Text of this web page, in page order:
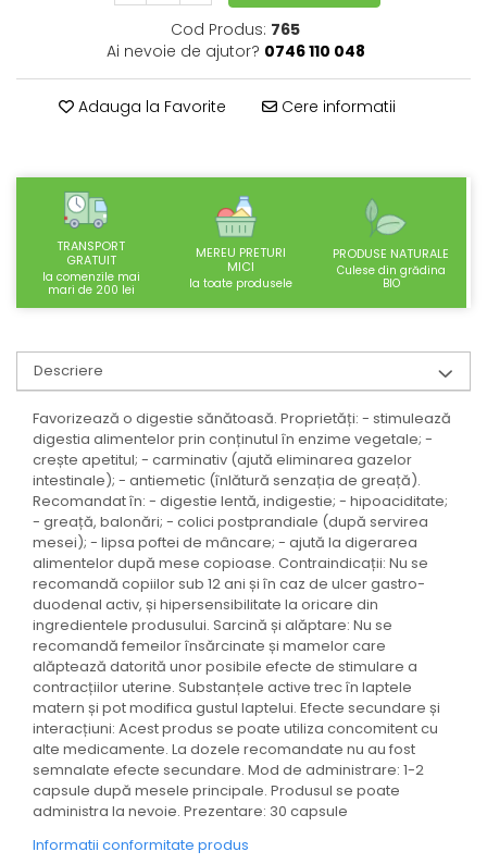
SUPLIMENTE DETOXIFIERE
SUPLIMENTE STOMAC- DIGESTIE-
COSMETICE FAȚĂ
CREME CORP-MASAJ-MAINI -
CALCAIE
FOOD SEMINȚE- OLEAGINOASE
CEAIURI
CREME AFECTIUNI PIELE
SUPOZITOARE
TINCTURI
SUPERALIMENTE
Cod Produs: 765
Ai nevoie de ajutor? 0746 110 048
Adauga la Favorite Cere informatii
TRANSPORT
GRATUIT
la comenzile mai
mari de 200 lei
MEREU PRETURI
MICI
la toate produsele
PRODUSE NATURALE
Culese din grădina
BIO
Descriere
Favorizează o digestie sănătoasă. Proprietăți: - stimulează
digestia alimentelor prin conținutul în enzime vegetale; -
crește apetitul; - carminativ (ajută eliminarea gazelor
intestinale); - antiemetic (înlătură senzația de greață).
Recomandat în: - digestie lentă, indigestie; - hipoaciditate;
- greață, balonări; - colici postprandiale (după servirea
mesei); - lipsa poftei de mâncare; - ajută la digerarea
alimentelor după mese copioase. Contraindicații: Nu se
recomandă copiilor sub 12 ani și în caz de ulcer gastro-
duodenal activ, și hipersensibilitate la oricare din
ingredientele produsului. Sarcină și alăptare: Nu se
recomandă femeilor însărcinate și mamelor care
alăptează datorită unor posibile efecte de stimulare a
contracțiilor uterine. Substanțele active trec în laptele
matern și pot modifica gustul laptelui. Efecte secundare și
interacțiuni: Acest produs se poate utiliza concomitent cu
alte medicamente. La dozele recomandate nu au fost
semnalate efecte secundare. Mod de administrare: 1-2
capsule după mesele principale. Produsul se poate
administra la nevoie. Prezentare: 30 capsule
Informatii conformitate produs